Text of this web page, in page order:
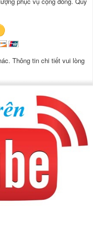
Thông tin chi tiết vui lòng